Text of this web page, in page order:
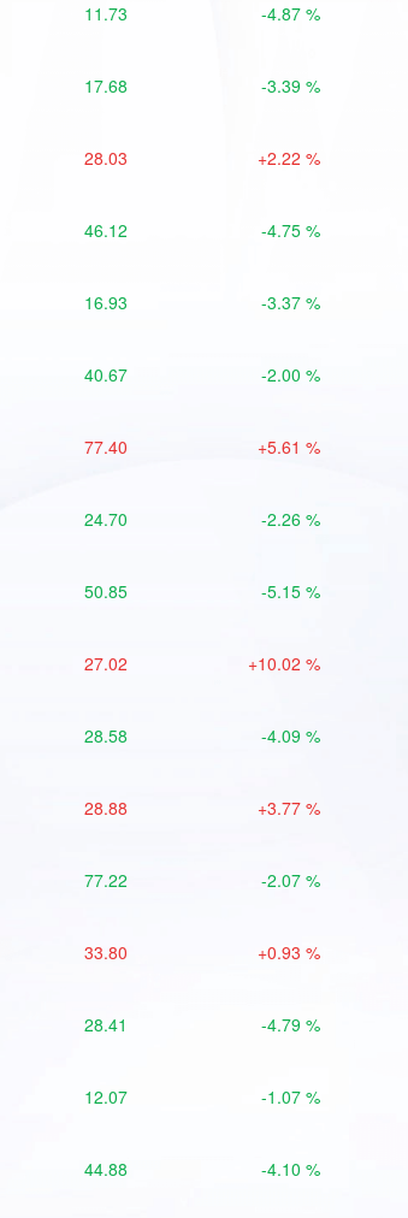
11.73 -4.87 %
17.68 -3.39 %
28.03 +2.22 %
46.12 -4.75 %
16.93 -3.37 %
40.67 -2.00 %
77.40 +5.61 %
24.70 -2.26 %
50.85 -5.15 %
27.02 +10.02 %
28.58 -4.09 %
28.88 +3.77 %
77.22 -2.07 %
33.80 +0.93 %
28.41 -4.79 %
12.07 -1.07 %
44.88 -4.10 %